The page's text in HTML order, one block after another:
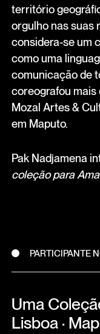
território
orgulho nas suas
considera-se um
como uma
comunicação de
coreografou mais
Mozal Artes &
em Maputo.
Pak Nadjamena
coleção para
PARTICIPANTE
Uma
Lisboa ·